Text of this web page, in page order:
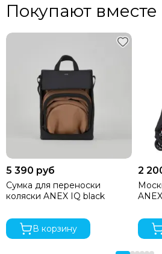
Покупают вместе
5 390 руб
Сумка для переноски
коляски ANEX IQ black
В корзину
2